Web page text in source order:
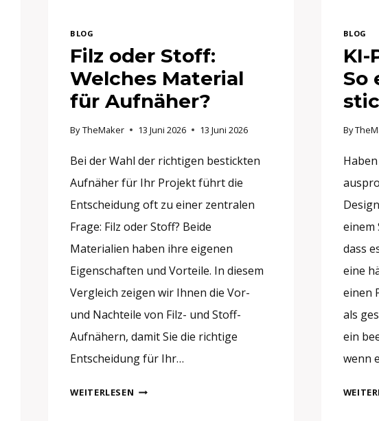
BLOG
Filz oder Stoff:
Welches Material
für Aufnäher?
By TheMaker 13 Juni 2026 13 Juni 2026
Bei der Wahl der richtigen bestickten
Aufnäher für Ihr Projekt führt die
Entscheidung oft zu einer zentralen
Frage: Filz oder Stoff? Beide
Materialien haben ihre eigenen
Eigenschaften und Vorteile. In diesem
Vergleich zeigen wir Ihnen die Vor-
und Nachteile von Filz- und Stoff-
Aufnähern, damit Sie die richtige
Entscheidung für Ihr…
WEITERLESEN FILZ
BLOG
KI-
So
By
einem
dass
eine
einen
als
ein
wenn